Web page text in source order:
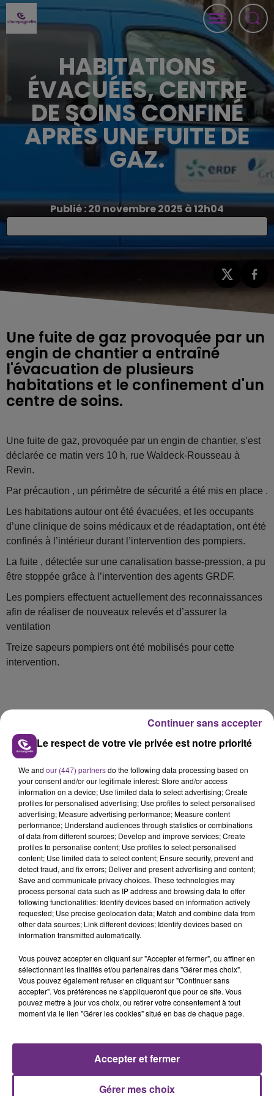
HABITATIONS
ÉVACUÉES, CENTRE
DE SOINS CONFINÉ
APRÈS UNE FUITE DE
GAZ.
Publié : 20 novembre 2025 à 12h04
Une fuite de gaz provoquée par un
engin de chantier a entraîné
l'évacuation de plusieurs
habitations et le confinement d'un
centre de soins.
Une fuite de gaz, provoquée par un engin de chantier, s’est
déclarée ce matin vers 10 h, rue Waldeck-Rousseau à
Revin.
Par précaution , un périmètre de sécurité a été mis en place .
Les habitations autour ont été évacuées, et les occupants
d’une clinique de soins médicaux et de réadaptation, ont été
confinés à l’intérieur durant l’intervention des pompiers.
La fuite , détectée sur une canalisation basse-pression, a pu
être stoppée grâce à l’intervention des agents GRDF.
Les pompiers effectuent actuellement des reconnaissances
afin de réaliser de nouveaux relevés et d’assurer la
ventilation
Treize sapeurs pompiers ont été mobilisés pour cette
intervention.
FIL D'ACTU
11h37
LA CENTRALE NUCLÉAIRE DE CHOOZ
TOUJOURS À L'ARRÊT
Cela fait déjà une semaine que la centrale
nucléaire ardennaise est à l'arrêt. Une situation
justifiée par la sécheresse intense qui est toujours
présente.
LE MAGASIN JOUÉCLUB DE REIMS FERME
C'était l'une des institutions du centre-ville
rémois. Le magasin JouéClub est contraint de
Le respect de votre vie privée est notre priorité
We and our (447) partnersdo the following data processing based on
your consent and/or our legitimate interest: Store and/or access
information on a device; Use limited data to select advertising; Create
profiles for personalised advertising; Use profiles to select personalised
advertising; Measure advertising performance; Measure content
performance; Understand audiences through statistics or combinations
of data from different sources; Develop and improve services; Create
profiles to personalise content; Use profiles to select personalised
content; Use limited data to select content; Ensure security, prevent and
detect fraud, and fix errors; Deliver and present advertising and content;
Save and communicate privacy choices. These technologies may
process personal data such as IP address and browsing data to offer
following functionalities: Identify devices based on information actively
requested; Use precise geolocation data; Match and combine data from
other data sources; Link different devices; Identify devices based on
information transmitted automatically.
Vous pouvez accepter en cliquant sur "Accepter et fermer", ou affiner en
sélectionnant les finalités et/ou partenaires dans "Gérer mes choix".
Vous pouvez également refuser en cliquant sur "Continuer sans
accepter". Vos préférences ne s'appliqueront que pour ce site. Vous
pouvez mettre à jour vos choix, ou retirer votre consentement à tout
moment via le lien "Gérer les cookies" situé en bas de chaque page.
Gérer mes choix
Accepter et fermer
Continuer sans accepter